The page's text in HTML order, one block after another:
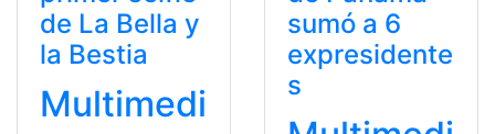
de La Bella y
la Bestia
Multimedi
sumó a 6
expresidente
s